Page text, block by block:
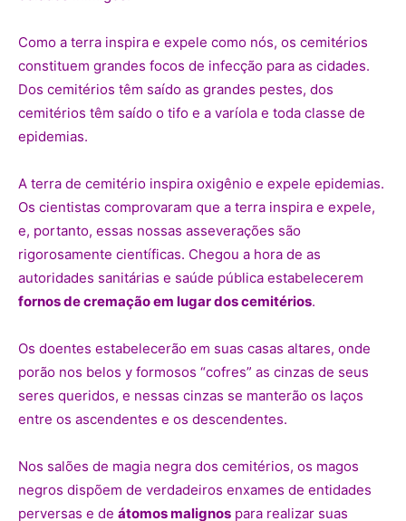
Como a terra inspira e expele como nós, os cemitérios
constituem grandes focos de infecção para as cidades.
Dos cemitérios têm saído as grandes pestes, dos
cemitérios têm saído o tifo e a varíola e toda classe de
epidemias.
A terra de cemitério inspira oxigênio e expele epidemias.
Os cientistas comprovaram que a terra inspira e expele,
e, portanto, essas nossas asseverações são
rigorosamente científicas. Chegou a hora de as
autoridades sanitárias e saúde pública estabelecerem
fornos de cremação em lugar dos cemitérios.
Os doentes estabelecerão em suas casas altares, onde
porão nos belos y formosos “cofres” as cinzas de seus
seres queridos, e nessas cinzas se manterão os laços
entre os ascendentes e os descendentes.
Nos salões de magia negra dos cemitérios, os magos
negros dispõem de verdadeiros enxames de entidades
perversas e de átomos malignos para realizar suas